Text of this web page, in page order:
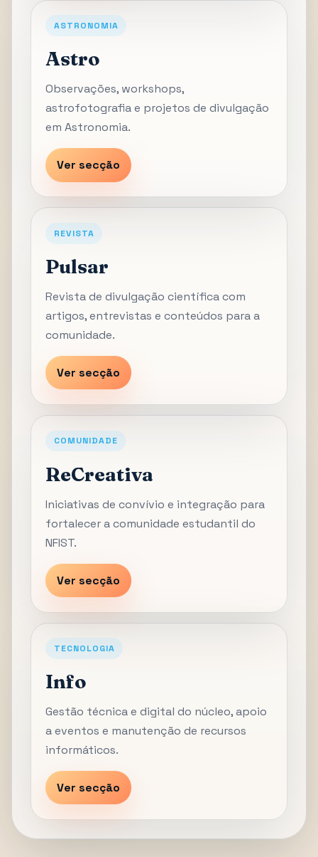
ASTRONOMIA
Astro
Observações, workshops,
astrofotografia e projetos de divulgação
em Astronomia.
Ver secção
REVISTA
Pulsar
Revista de divulgação científica com
artigos, entrevistas e conteúdos para a
comunidade.
Ver secção
COMUNIDADE
ReCreativa
Iniciativas de convívio e integração para
fortalecer a comunidade estudantil do
NFIST.
Ver secção
TECNOLOGIA
Info
Gestão técnica e digital do núcleo, apoio
a eventos e manutenção de recursos
informáticos.
Ver secção